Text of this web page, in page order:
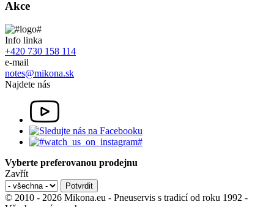
Akce
Info linka
+420 730 158 114
e-mail
notes@mikona.sk
Najdete nás
Vyberte preferovanou prodejnu
Zavřít
© 2010 - 2026 Mikona.eu - Pneuservis s tradicí od roku 1992 -